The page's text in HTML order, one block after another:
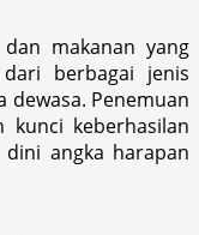
makanan yang
berbagai jenis
dewasa. Penemuan
kunci keberhasilan
angka harapan